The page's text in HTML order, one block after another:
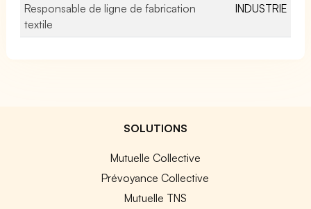
Responsable de ligne de fabrication
textile
INDUSTRIE
SOLUTIONS
Mutuelle Collective
Prévoyance Collective
Mutuelle TNS